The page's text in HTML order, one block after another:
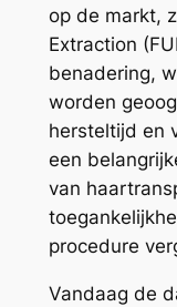
op de markt,
Extraction
benadering,
worden
hersteltijd en
een
van
procedure
Vandaag de